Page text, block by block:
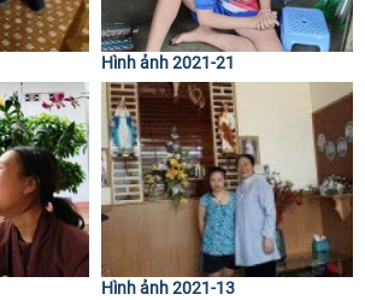
Hình ảnh 2021-21
Hình ảnh 2021-13